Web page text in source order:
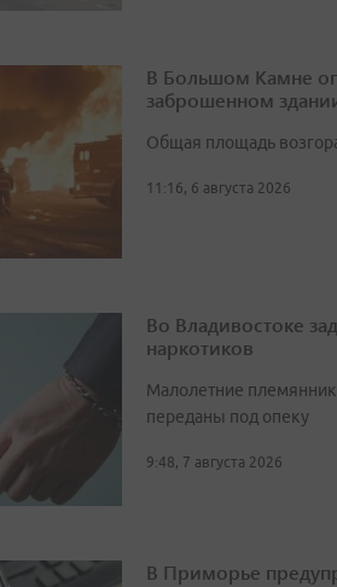
В Большом Камне
заброшенном
Общая площадь
11:16, 6 августа 2026
Во Владивостоке
наркотиков
Малолетние
переданы под опеку
9:48, 7 августа 2026
В Приморье